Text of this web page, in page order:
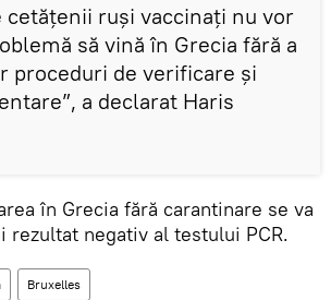
cetățenii ruși vaccinați nu vor
să vină în Grecia fără a
proceduri de verificare și
a declarat Haris
în Grecia fără carantinare se va
rezultat negativ al testului PCR.
Bruxelles